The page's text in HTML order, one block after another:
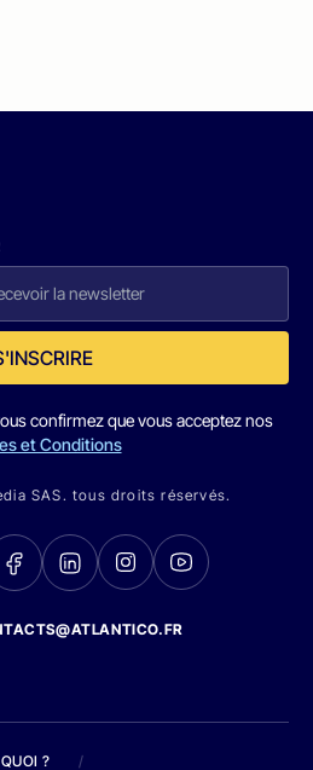
confirmez que vous acceptez nos
et Conditions
SAS. tous droits réservés.
?
/